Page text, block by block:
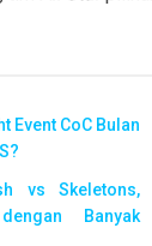
Event CoC Bulan
vs Skeletons,
Banyak